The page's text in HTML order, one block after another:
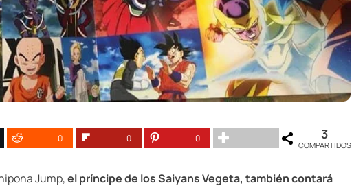
0 0 0 3
COMPARTIDOS
Jump,el príncipe de los Saiyans Vegeta, también contará